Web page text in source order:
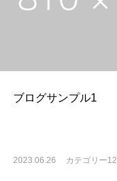
ブログサンプル1
2023.06.26 カテゴリー12